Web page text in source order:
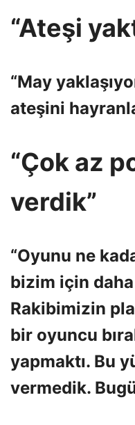
“Ateşi
“May
ateşini
“Çok az
verdik”
“Oyunu ne
bizim için
Rakibimizin
bir oyuncu
yapmaktı. Bu
vermedik.